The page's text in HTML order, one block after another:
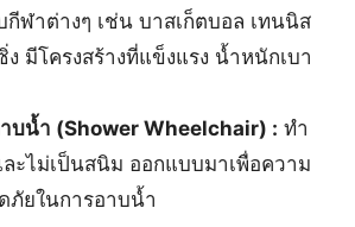
กีฬาต่างๆ เช่น บาสเก็ตบอล เทนนิส
มีโครงสร้างที่แข็งแรง น้ำหนักเบา
บน้ำ (Shower Wheelchair) : ทำ
ะไม่เป็นสนิม ออกแบบมาเพื่อความ
ภัยในการอาบน้ำ